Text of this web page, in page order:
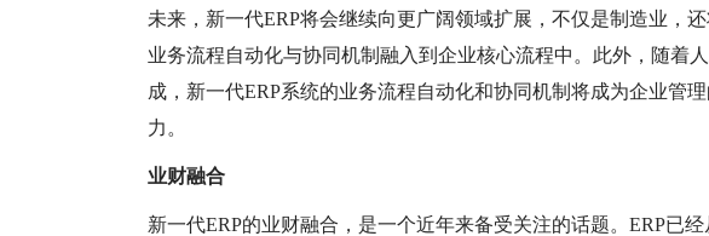
未来，新一代ERP将会继续向更广阔领域扩展，不仅是制造业，
业务流程自动化与协同机制融入到企业核心流程中。此外，随着
成，新一代ERP系统的业务流程自动化和协同机制将成为企业管
力。
业财融合
新一代ERP的业财融合，是一个近年来备受关注的话题。ERP已